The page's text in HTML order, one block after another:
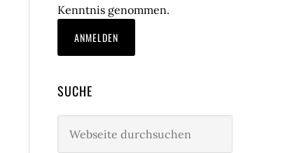
Kenntnis genommen.
SUCHE
durchsuchen